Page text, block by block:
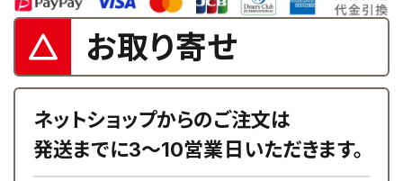
お取り寄せ
ネットショップからのご注文は
発送までに3～10営業日いただきます。